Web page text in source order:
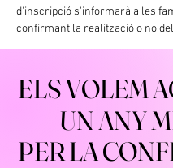
d'inscripció s'informarà a les
confirmant la realització o no
ELS VOLEM
UN ANY
PER LA
ELS VOLEM
UN ANY
PER LA